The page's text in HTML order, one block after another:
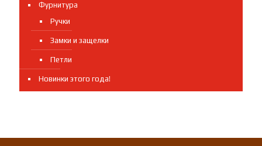
Фурнитура
Ручки
Замки и защелки
Петли
Новинки этого года!